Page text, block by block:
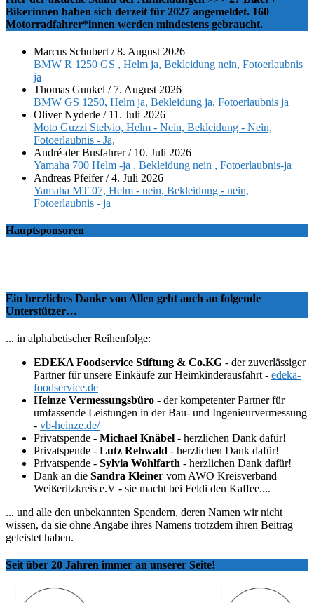
Bikerinnen haben sich derzeit für 2027 angemeldet. 160
Motorradfahrer*innen werden mindestens gebraucht.
Marcus Schubert /8. August 2026
BMW R 1250 GS , Helm ja, Bekleidung nein, Fotoerlaubnis
ja
Thomas Gunkel / 7. August 2026
BMW GS 1250, Helm ja, Bekleidung ja, Fotoerlaubnis ja
Oliver Nyderle / 11. Juli 2026
Moto Guzzi Stelvio, Helm - Nein, Bekleidung - Nein,
Fotoerlaubnis - Ja,
André-der Busfahrer/ 10. Juli 2026
Yamaha 700 Helm -ja , Bekleidung nein , Fotoerlaubnis-ja
Andreas Pfeifer/4. Juli 2026
Yamaha MT 07, Helm - nein, Bekleidung - nein,
Fotoerlaubnis - ja
Hauptsponsoren
Ein herzliches Danke von Allen geht auch an folgende
Unterstützer…
... in alphabetischer Reihenfolge:
EDEKA Foodservice Stiftung & Co.KG - der zuverlässiger
Partner für unsere Einkäufe zur Heimkinderausfahrt - edeka-
foodservice.de
Heinze Vermessungsbüro - der kompetenter Partner für
umfassende Leistungen in der Bau- und Ingenieurvermessung
- vb-heinze.de/
Privatspende - Michael Knäbel - herzlichen Dank dafür!
Privatspende - Lutz Rehwald - herzlichen Dank dafür!
Privatspende - Sylvia Wohlfarth - herzlichen Dank dafür!
Dank an die Sandra Kleiner vom AWO Kreisverband
Weißeritzkreis e.V - sie macht bei Feldi den Kaffee....
... und alle den unbekannten Spendern, deren Namen wir nicht
wissen, da sie ohne Angabe ihres Namens trotzdem ihren Beitrag
geleistet haben.
Seit über 20 Jahren immer an unserer Seite!